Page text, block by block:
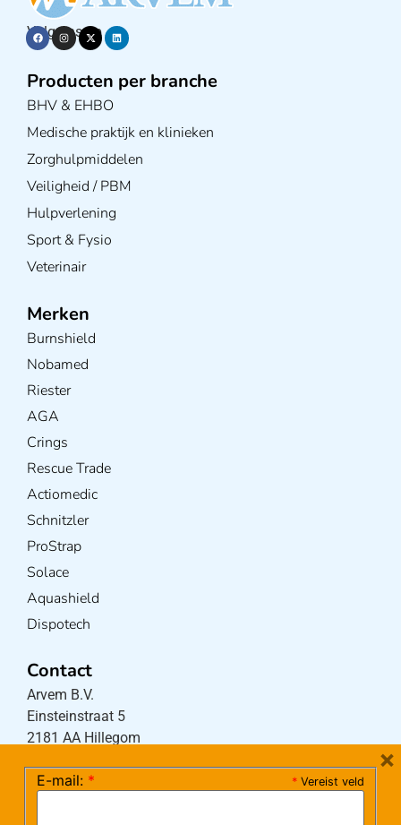
Volg ons op
Producten per branche
BHV & EHBO
Medische praktijk en klinieken
Zorghulpmiddelen
Veiligheid / PBM
Hulpverlening
Sport & Fysio
Veterinair
Merken
Burnshield
Nobamed
Riester
AGA
Crings
Rescue Trade
Actiomedic
Schnitzler
ProStrap
Solace
Aquashield
Dispotech
Contact
Arvem B.V.
Einsteinstraat 5
2181 AA Hillegom
* Vereist veld
E-mail: *
×